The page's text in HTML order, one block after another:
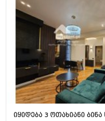
იყიდება 3 ოთახიანი ბინა